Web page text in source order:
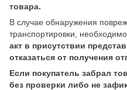
товара.
В случае обнаружения
транспортировки, необходимо
акт в присутствии
отказаться от получения
Если покупатель забрал
без проверки либо не